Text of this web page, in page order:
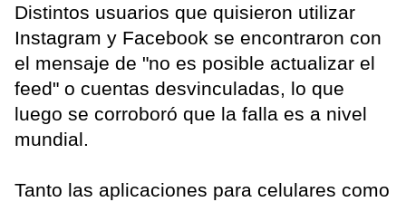
Distintos usuarios que quisieron utilizar
Instagram y Facebook se encontraron con
el mensaje de "no es posible actualizar el
feed" o cuentas desvinculadas, lo que
luego se corroboró que la falla es a nivel
mundial.
Tanto las aplicaciones para celulares como